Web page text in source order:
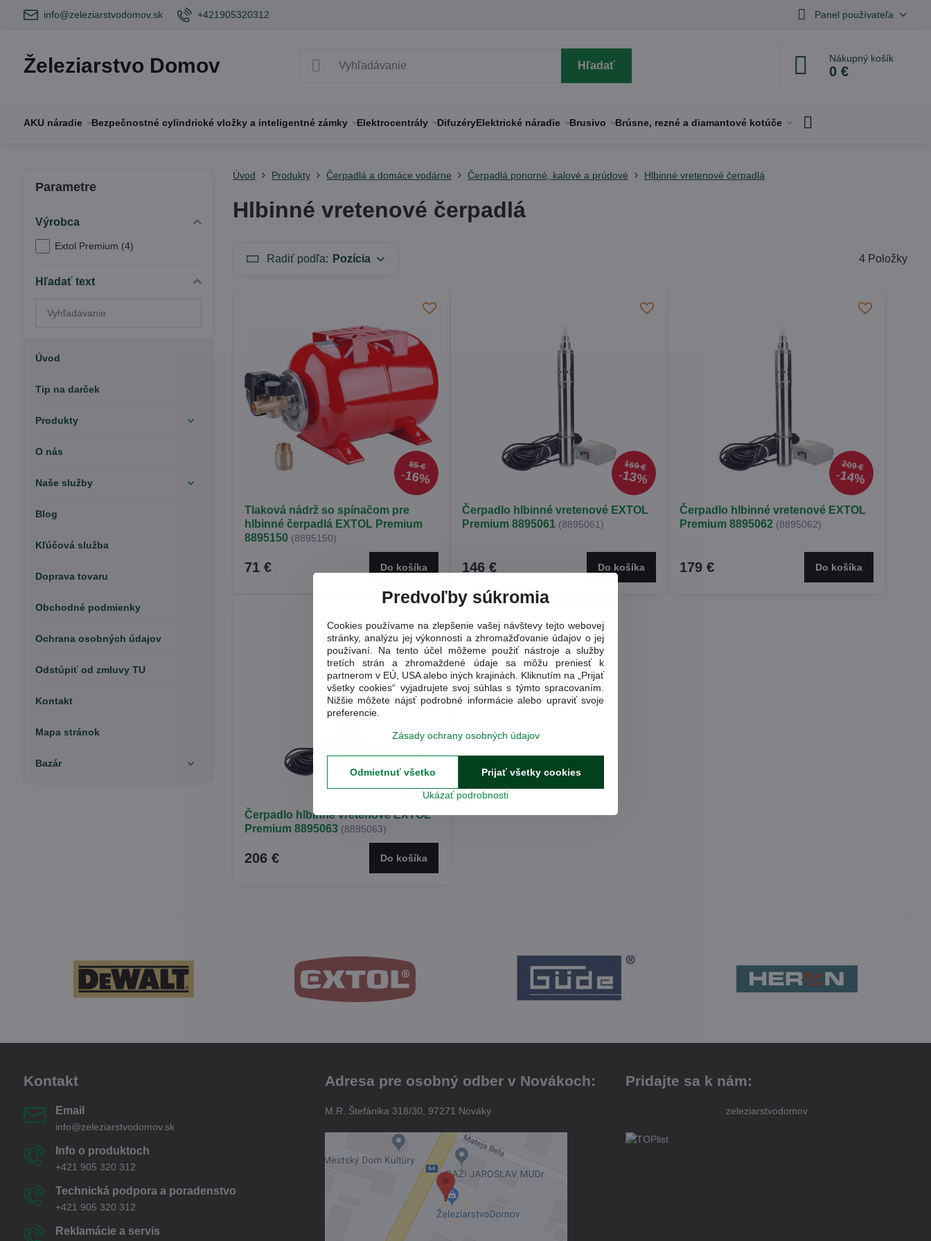
info@zeleziarstvodomov.sk +421905320312 Panel používateľa
Železiarstvo Domov Hľadať
Nákupný košík
0 €
AKU náradie Bezpečnostné cylindrické vložky a inteligentné zámky Elektrocentrály DifuzéryElektrické náradie Brusivo Brúsne, rezné a diamantové kotúče
Úvod Produkty Čerpadlá a domáce vodárne Čerpadlá ponorné, kalové a prúdové Hlbinné vretenové čerpadlá
Hlbinné vretenové čerpadlá
Radiť podľa: Pozícia 4 Položky
85 €
16%
Tlaková nádrž so spínačom pre
hlbinné čerpadlá EXTOL Premium
8895150 (8895150)
71 € Do košíka
169 €
13%
Čerpadlo hlbinné vretenové EXTOL
Premium 8895061 (8895061)
146 € Do košíka
209 €
14%
Čerpadlo hlbinné vretenové EXTOL
Premium 8895062 (8895062)
179 € Do košíka
229 €
Čerpadlo hlbinné vretenové EXTOL
Premium 8895063 (8895063)
206 € Do košíka
Parametre
Výrobca
Extol Premium (4)
Hľadať text
výsledky
fulltextom
Úvod
Tip na darček
Produkty
O nás
Naše služby
Blog
Kľúčová služba
Doprava tovaru
Obchodné podmienky
Ochrana osobných údajov
Odstúpiť od zmluvy TU
Kontakt
Mapa stránok
Bazár
Kontakt
Email
info@zeleziarstvodomov.sk
Info o produktoch
+421 905 320 312
Technická podpora a poradenstvo
+421 905 320 312
Reklamácie a servis
Adresa pre osobný odber v Novákoch:
M.R. Štefánika 318/30, 97271 Nováky
Pridajte sa k nám:
zeleziarstvodomov
Predvoľby súkromia
Cookies používame na zlepšenie vašej návštevy tejto webovej
stránky, analýzu jej výkonnosti a zhromažďovanie údajov o jej
používaní. Na tento účel môžeme použiť nástroje a služby
tretích strán a zhromaždené údaje sa môžu preniesť k
partnerom v EÚ, USA alebo iných krajinách. Kliknutím na „Prijať
všetky cookies“ vyjadrujete svoj súhlas s týmto spracovaním.
Nižšie môžete nájsť podrobné informácie alebo upraviť svoje
preferencie.
Zásady ochrany osobných údajov
Ukázať podrobnosti
Prijať všetky cookies
Odmietnuť všetko